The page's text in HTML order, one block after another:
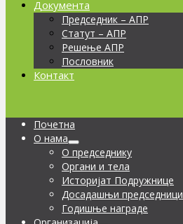
Документа
Председник – АПР
Статут – АПР
Решење АПР
Пословник
Контакт
Почетна
О нама
О председнику
Органи и тела
Историјат Подружнице
Досадашњи председници
Годишње награде